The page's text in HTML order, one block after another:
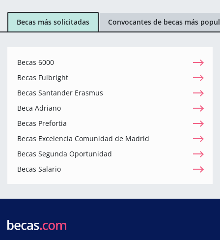
Becas más solicitadas Convocantes de becas más
Becas 6000
Becas Fulbright
Becas Santander Erasmus
Beca Adriano
Becas Prefortia
Becas Excelencia Comunidad de Madrid
Becas Segunda Oportunidad
Becas Salario